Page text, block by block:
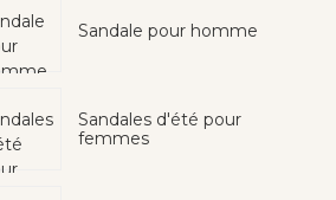
Sandale pour homme
Sandales d'été pour
femmes